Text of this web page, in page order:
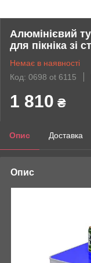
Алюмінієвий
для пікніка зі
Немає в наявності
Код: 0698 ot 6115
1 810 ₴
Опис Доставка
Опис